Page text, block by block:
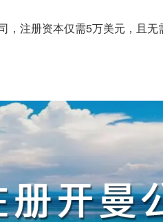
注册资本仅需5万美元，且